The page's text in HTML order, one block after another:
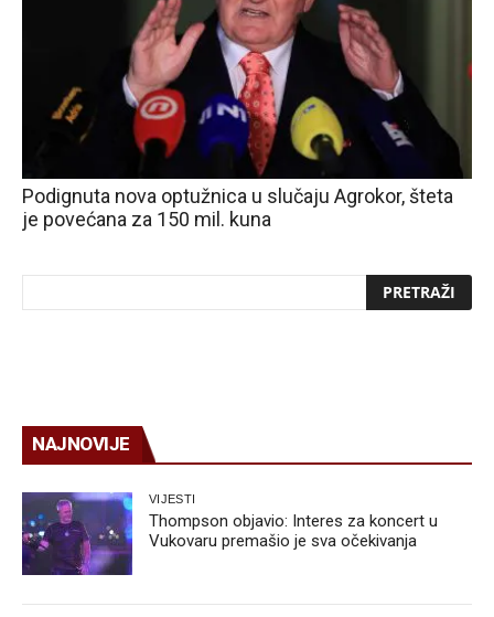
Podignuta nova optužnica u slučaju Agrokor, šteta
je povećana za 150 mil. kuna
NAJNOVIJE
VIJESTI
Thompson objavio: Interes za koncert u
Vukovaru premašio je sva očekivanja